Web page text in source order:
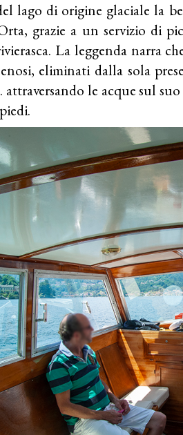
lago di origine glaciale la
grazie a un servizio di
La leggenda narra
eliminati dalla sola
attraversando le acque sul